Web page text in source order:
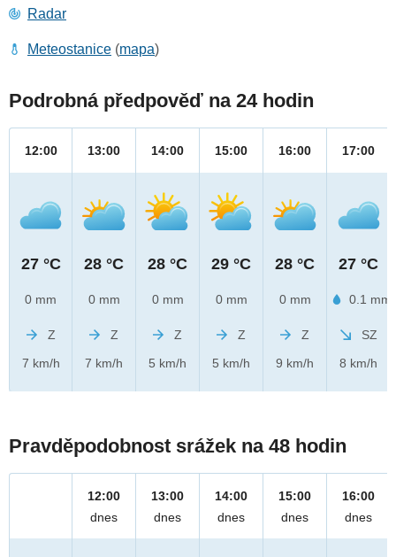
Radar
Meteostanice (mapa)
Podrobná předpověď na 24 hodin
12:00
27 °C
0 mm
Z
7 km/h
13:00
28 °C
0 mm
Z
7 km/h
14:00
28 °C
0 mm
Z
5 km/h
15:00
29 °C
0 mm
Z
5 km/h
16:00
28 °C
0 mm
Z
9 km/h
17:00
27 °C
0.1 mm
SZ
8 km/h
Pravděpodobnost srážek na 48 hodin
12:00
dnes
13:00
dnes
14:00
dnes
15:00
dnes
16:00
dnes